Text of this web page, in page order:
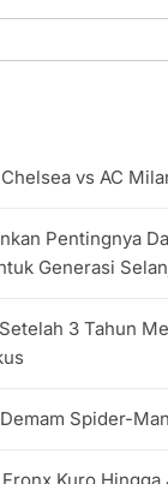
vs AC
Pentingnya
Generasi
3 Tahun
Spider-